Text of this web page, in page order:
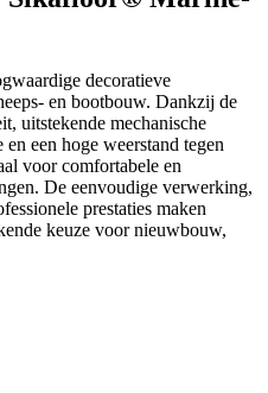
decoratieve
en bootbouw. Dankzij de
uitstekende mechanische
een hoge weerstand tegen
voor comfortabele en
De eenvoudige verwerking,
prestaties maken
keuze voor nieuwbouw,